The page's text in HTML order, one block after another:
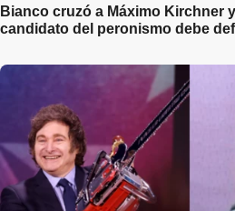
Bianco cruzó a Máximo Kirchner
candidato del peronismo debe